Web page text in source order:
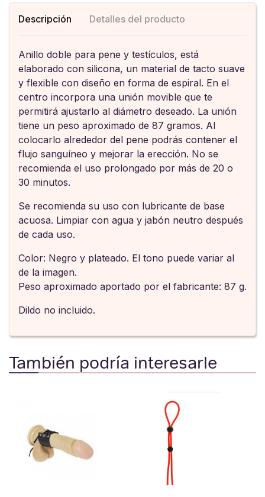
Descripción Detalles del producto
Anillo doble para pene y testículos, está
elaborado con silicona, un material de tacto suave
y flexible con diseño en forma de espiral. En el
centro incorpora una unión movible que te
permitirá ajustarlo al diámetro deseado. La unión
tiene un peso aproximado de 87 gramos. Al
colocarlo alrededor del pene podrás contener el
flujo sanguíneo y mejorar la erección. No se
recomienda el uso prolongado por más de 20 o
30 minutos.
Se recomienda su uso con lubricante de base
acuosa. Limpiar con agua y jabón neutro después
de cada uso.
Color: Negro y plateado. El tono puede variar al
de la imagen.
Peso aproximado aportado por el fabricante: 87 g.
Dildo no incluido.
También podría interesarle